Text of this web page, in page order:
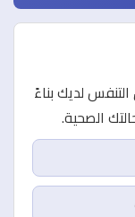
لديك بناءً